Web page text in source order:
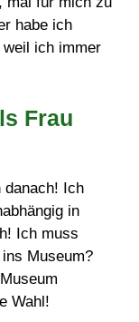
habe ich
weil ich immer
Frau
danach! Ich
in
Ich muss
Museum?
Wahl!